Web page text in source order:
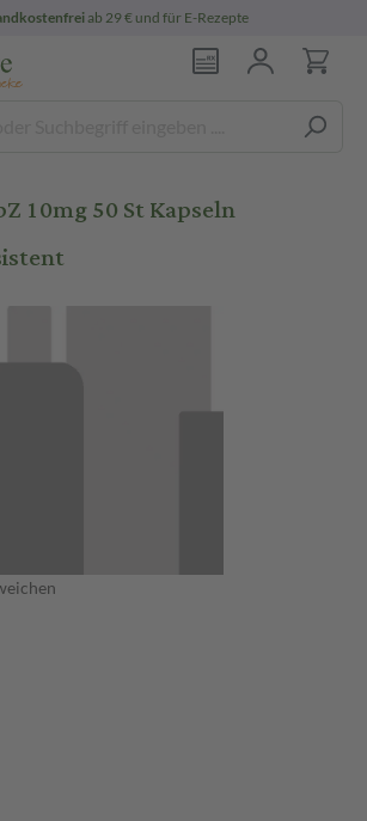
ab 29 € und für E-Rezepte
10mg 50 St Kapseln